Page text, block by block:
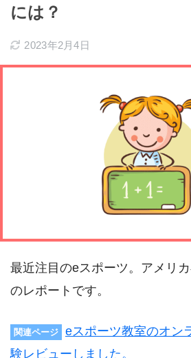
には？
2023年2月4日
最近注目のeスポーツ。アメリ
のレポートです。
関連ページ
eスポーツ教室のオン
験レビューしました。